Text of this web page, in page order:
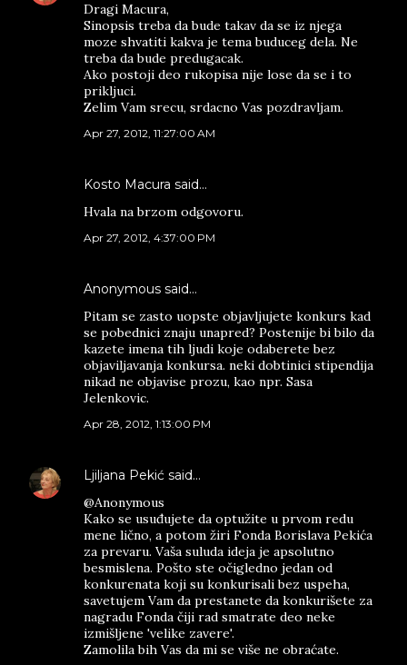
Dragi Macura,
Sinopsis treba da bude takav da se iz njega
moze shvatiti kakva je tema buduceg dela. Ne
treba da bude predugacak.
Ako postoji deo rukopisa nije lose da se i to
prikljuci.
Zelim Vam srecu, srdacno Vas pozdravljam.
Apr 27, 2012, 11:27:00 AM
Kosto Macura said…
Hvala na brzom odgovoru.
Apr 27, 2012, 4:37:00 PM
Anonymous said…
Pitam se zasto uopste objavljujete konkurs kad
se pobednici znaju unapred? Postenije bi bilo da
kazete imena tih ljudi koje odaberete bez
objaviljavanja konkursa. neki dobtinici stipendija
nikad ne objavise prozu, kao npr. Sasa
Jelenkovic.
Apr 28, 2012, 1:13:00 PM
Ljiljana Pekić said…
@Anonymous
Kako se usuđujete da optužite u prvom redu
mene lično, a potom žiri Fonda Borislava Pekića
za prevaru. Vaša suluda ideja je apsolutno
besmislena. Pošto ste očigledno jedan od
konkurenata koji su konkurisali bez uspeha,
savetujem Vam da prestanete da konkurišete za
nagradu Fonda čiji rad smatrate deo neke
izmišljene 'velike zavere'.
Zamolila bih Vas da mi se više ne obraćate.